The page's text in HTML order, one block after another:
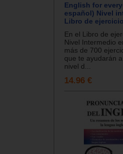
English for
español) Nivel
Libro de
En el Libro de
Nivel Intermedio
más de 700
que te ayudarán
nivel d...
14.96 €